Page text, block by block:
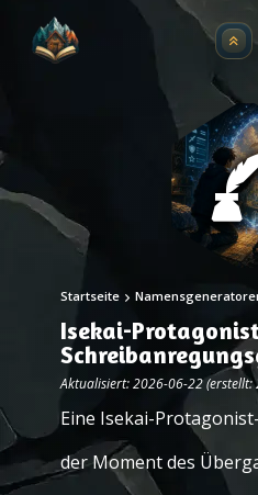
Startseite
Isekai-
Aktualisiert: 2026-06-22 (erstellt:
Eine Isekai-
der Moment des